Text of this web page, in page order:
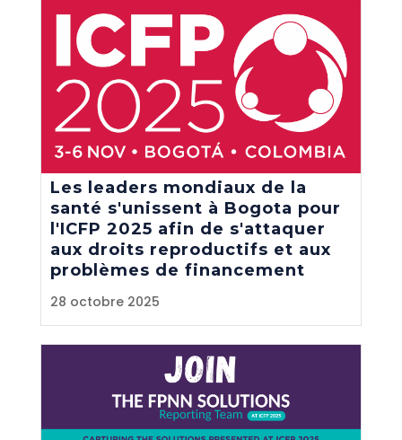
Les leaders mondiaux de la
santé s'unissent à Bogota pour
l'ICFP 2025 afin de s'attaquer
aux droits reproductifs et aux
problèmes de financement
28 octobre 2025